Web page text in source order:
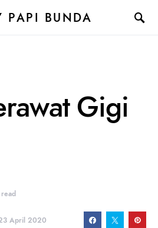
PAPI BUNDA
Gigi
April 2020